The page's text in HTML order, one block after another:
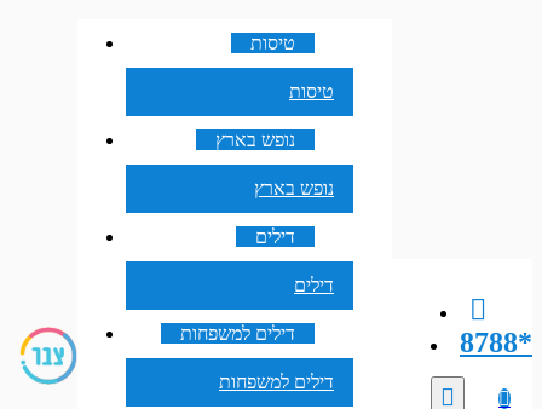
8788*
טיסות
טיסות
נופש בארץ
נופש בארץ
דילים
דילים
דילים למשפחות
דילים למשפחות